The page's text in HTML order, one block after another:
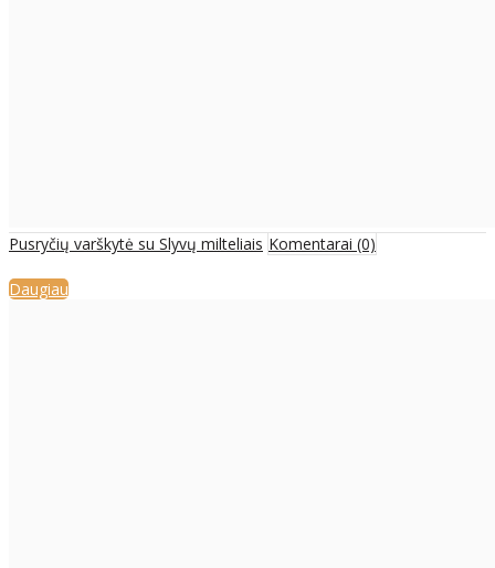
Pusryčių varškytė su Slyvų milteliais Komentarai (0)
Daugiau